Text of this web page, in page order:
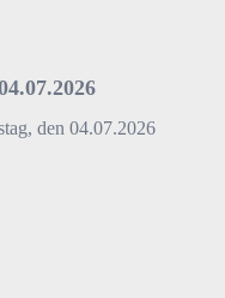
den 04.07.2026